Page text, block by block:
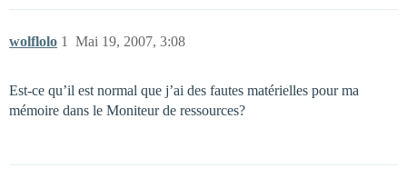
wolflolo Mai 19, 2007, 3:08
1
Est-ce qu’il est normal que j’ai des fautes matérielles pour ma
mémoire dans le Moniteur de ressources?